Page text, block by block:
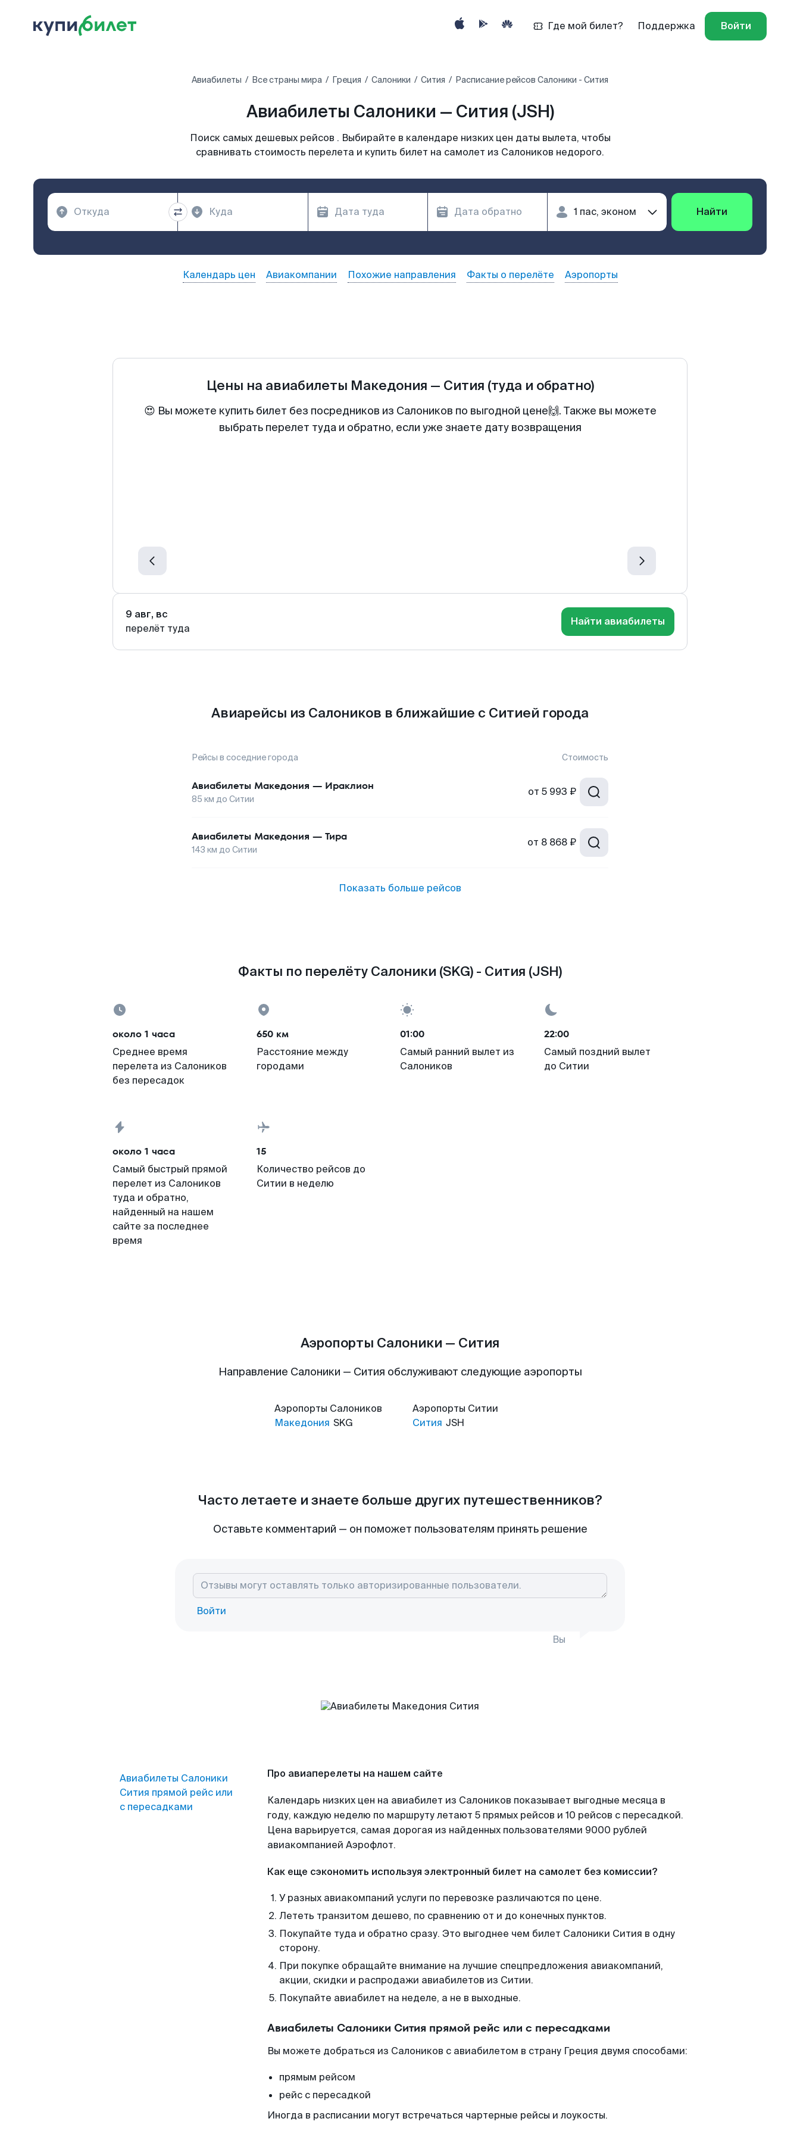
Где мой билет? Поддержка Войти
Авиабилеты Все страны мира Греция Салоники Сития Расписание рейсов Салоники - Сития
Авиабилеты Салоники — Сития (JSH)
Поиск самых дешевых рейсов . Выбирайте в календаре низких цен даты вылета, чтобы
сравнивать стоимость перелета и купить билет на самолет из Салоников недорого.
Найти
Календарь цен Авиакомпании Похожие направления Факты о перелёте Аэропорты
Цены на авиабилеты Македония — Сития (туда и обратно)
😍 Вы можете купить билет без посредников из Салоников по выгодной цене🙌. Также вы можете
выбрать перелет туда и обратно, если уже знаете дату возвращения
9 авг, вс
перелёт туда
Найти авиабилеты
Авиарейсы из Салоников в ближайшие с Ситией города
Рейсы в соседние города Стоимость
Авиабилеты Македония — Ираклион
85 км до Ситии
от 5 993 ₽
Авиабилеты Македония — Тира
143 км до Ситии
от 8 868 ₽
Показать больше рейсов
Факты по перелёту Салоники (SKG) - Сития (JSH)
около 1 часа
Среднее время
перелета из Салоников
без пересадок
650 км
Расстояние между
городами
01:00
Самый ранний вылет из
Салоников
22:00
Самый поздний вылет
до Ситии
около 1 часа
Самый быстрый прямой
перелет из Салоников
туда и обратно,
найденный на нашем
сайте за последнее
время
15
Количество рейсов до
Ситии в неделю
Аэропорты Салоники — Сития
Направление Салоники — Сития обслуживают следующие аэропорты
Аэропорты Салоников
Македония SKG
Аэропорты Ситии
Сития JSH
Часто летаете и знаете больше других путешественников?
Оставьте комментарий — он поможет пользователям принять решение
Войти
Вы
Авиабилеты Салоники
Сития прямой рейс или
с пересадками
Про авиаперелеты на нашем сайте
Календарь низких цен на авиабилет из Салоников показывает выгодные месяца в
году, каждую неделю по маршруту летают 5 прямых рейсов и 10 рейсов с пересадкой.
Цена варьируется, самая дорогая из найденных пользователями 9000 рублей
авиакомпанией Аэрофлот.
Как еще сэкономить используя электронный билет на самолет без комиссии?
У разных авиакомпаний услуги по перевозке различаются по цене.
Лететь транзитом дешево, по сравнению от и до конечных пунктов.
Покупайте туда и обратно сразу. Это выгоднее чем билет Салоники Сития в одну
сторону.
При покупке обращайте внимание на лучшие спецпредложения авиакомпаний,
акции, скидки и распродажи авиабилетов из Ситии.
Покупайте авиабилет на неделе, а не в выходные.
Авиабилеты Салоники Сития прямой рейс или с пересадками
Вы можете добраться из Салоников с авиабилетом в страну Греция двумя способами:
прямым рейсом
рейс с пересадкой
Иногда в расписании могут встречаться чартерные рейсы и лоукосты.